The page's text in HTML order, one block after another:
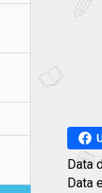
Data
Data